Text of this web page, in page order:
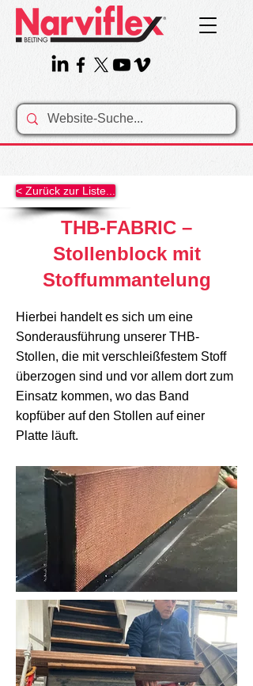
< Zurück zur Liste...
THB-FABRIC –
Stollenblock mit
Stoffummantelung
Hierbei handelt es sich um eine
Sonderausführung unserer THB-
Stollen, die mit verschleißfestem Stoff
überzogen sind und vor allem dort zum
Einsatz kommen, wo das Band
kopfüber auf den Stollen auf einer
Platte läuft.